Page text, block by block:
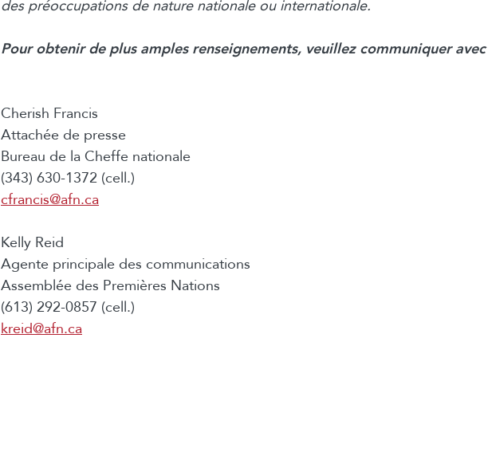
des préoccupations de nature nationale ou internationale.
Pour obtenir de plus amples renseignements, veuillez communiquer avec
Cherish Francis
Attachée de presse
Bureau de la Cheffe nationale
(343) 630-1372 (cell.)
cfrancis@afn.ca
Kelly Reid
Agente principale des communications
Assemblée des Premières Nations
(613) 292-0857 (cell.)
kreid@afn.ca